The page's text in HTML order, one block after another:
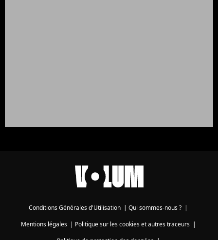
Conditions Générales d'Utilisation | Qui sommes-nous ? |
Mentions légales| Politique sur les cookies et autres traceurs|